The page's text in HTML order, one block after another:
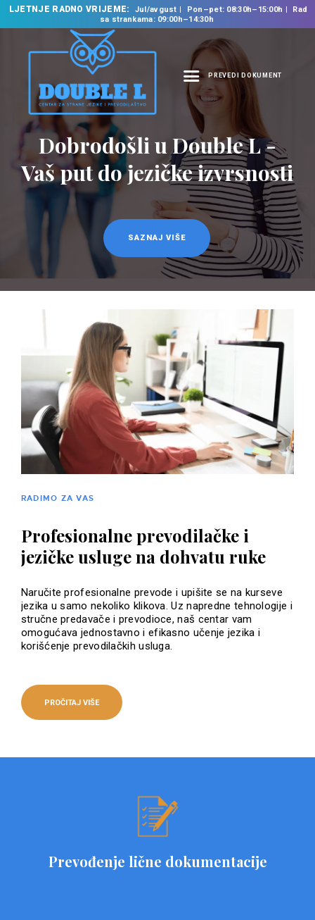
LJETNJE RADNO VRIJEME: Jul/avgust Pon–pet: 08:30h–15:00h
Rad
sa strankama: 09:00h–14:30h
PREVEDI DOKUMENT
NASLOVNA
O NAMA
NAŠE USLUGE
ŠKOLA STRANIH
JEZIKA
PREVODILAČKI BIRO
KURSEVI
NOVOSTI
KONTAKT
Dobrodošli u Double L -
Vaš put do jezičke izvrsnosti
SAZNAJ VIŠE
Prevodilačke usluge
na 35 jezika
SAZNAJ VIŠE
RADIMO ZA VAS
Profesionalne prevodilačke i
jezičke usluge na dohvatu ruke
Naručite profesionalne prevode i upišite se na kurseve
jezika u samo nekoliko klikova. Uz napredne tehnologije i
stručne predavače i prevodioce, naš centar vam
omogućava jednostavno i efikasno učenje jezika i
korišćenje prevodilačkih usluga.
PROČITAJ VIŠE
Prevođenje lične dokumentacije